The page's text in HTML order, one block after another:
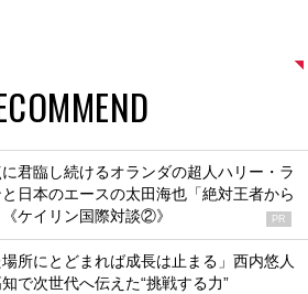
君臨し続けるオランダの超人ハリー・ラ
日本のエースの太田海也「絶対王者から
ケイリン国際対談②》
PR
場所にとどまれば成長は止まる」西内悠人
で次世代へ伝えた“挑戦する力”